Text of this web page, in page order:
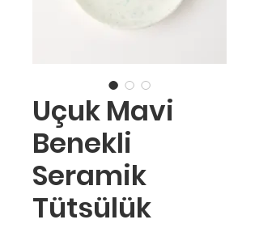
Uçuk Mavi
Benekli
Seramik
Tütsülük